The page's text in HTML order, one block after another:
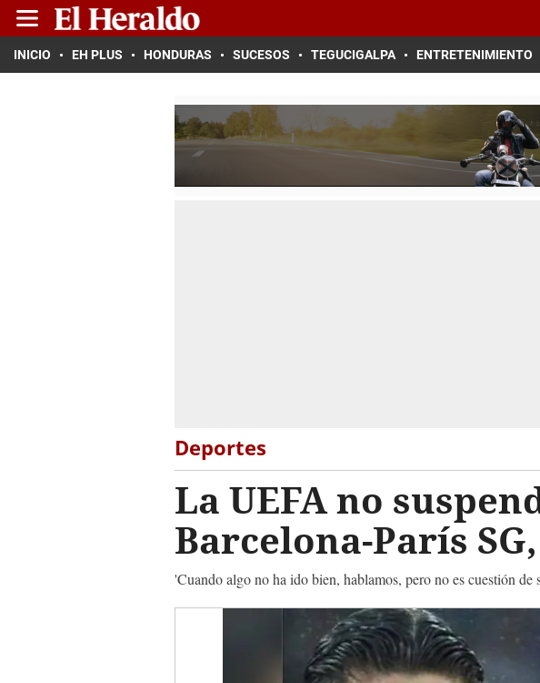
INICIO EH PLUS HONDURAS SUCESOS TEGUCIGALPA ENTRETENIMIENTO
Deportes
La UEFA no
Barcelona-París
'Cuando algo no ha ido bien, hablamos, pero no es cuestión